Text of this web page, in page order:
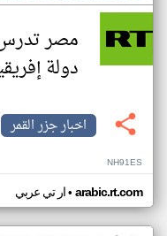
مصر
دولة
اخبار جزر القمر
NH91ES
ار تي عربي• arabic.rt.com